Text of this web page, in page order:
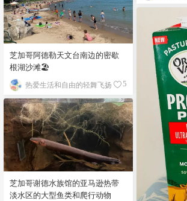
芝加哥阿德勒天文台南边的密歇
根湖沙滩🏖️
热爱生活和自由的轻舞飞扬 5
芝加哥谢德水族馆的亚马逊热带
淡水区的大型鱼类和爬行动物